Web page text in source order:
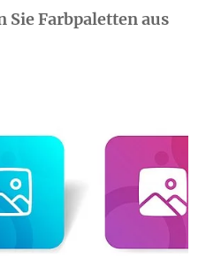
Sie Farbpaletten aus